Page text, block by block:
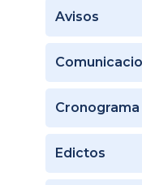
Avisos
Edictos